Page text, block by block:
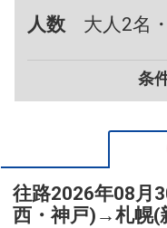
人数
大人2名
条
往路2026年08月
西・神戸) →札幌(